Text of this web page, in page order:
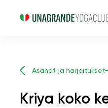
Asanat ja harjoitukset
Kriya koko